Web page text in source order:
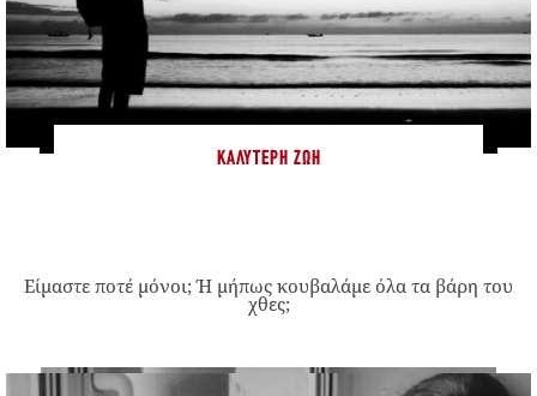
ΚΑΛΎΤΕΡΗ ΖΩΉ
Είμαστε ποτέ μόνοι; Ή μήπως κουβαλάμε όλα τα βάρη του
χθες;